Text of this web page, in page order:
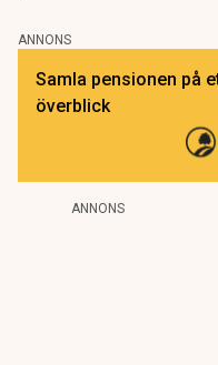
ANNONS
Samla pensionen på
överblick
ANNONS